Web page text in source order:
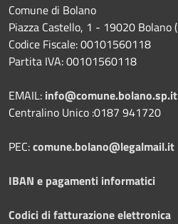
Comune di Bolano
Piazza Castello, 1 - 19020 Bolano
Codice Fiscale: 00101560118
Partita IVA: 00101560118
EMAIL: info@comune.bolano.sp.it
Centralino Unico :0187 941720
PEC:comune.bolano@legalmail.it
IBAN e pagamenti informatici
Codici di fatturazione elettronica